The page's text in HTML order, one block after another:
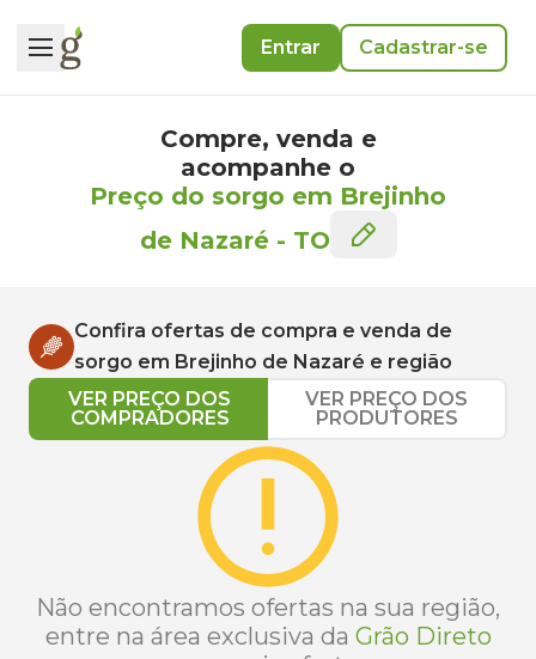
Entrar Cadastrar-se
Compre, venda e
acompanhe o
Preço do sorgo em Brejinho
de Nazaré - TO
Confira ofertas de compra e venda de
sorgo em Brejinho de Nazaré e região
VER PREÇO DOS
COMPRADORES
VER PREÇO DOS
PRODUTORES
Não encontramos ofertas na sua região,
entre na área exclusiva da Grão Direto